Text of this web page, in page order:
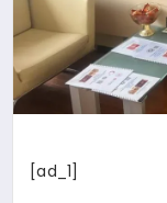
[ad_1]